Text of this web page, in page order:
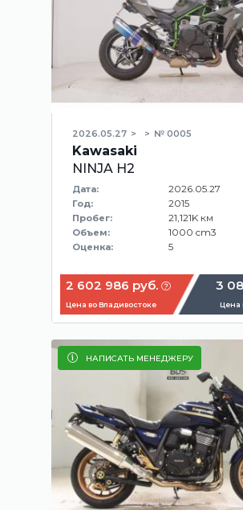
2026.05.27 № 0005
Kawasaki
NINJA H2
Дата: 2026.05.27
Год: 2015
Пробег: 21,121K км
Объем: 1000 cm3
Оценка: 5
2 602 986 руб.
Цена во Владивостоке
3
Цена
НАПИСАТЬ МЕНЕДЖЕРУ